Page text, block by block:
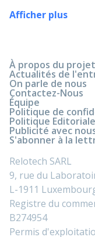
Afficher plus
À propos du projet
Actualités de
On parle de nous
Contactez-Nous
Équipe
Politique de
Politique Editoriale
Publicité avec
S'abonner à la
Relotech SARL
9, rue du
L-1911
Registre du
B274954
Permis